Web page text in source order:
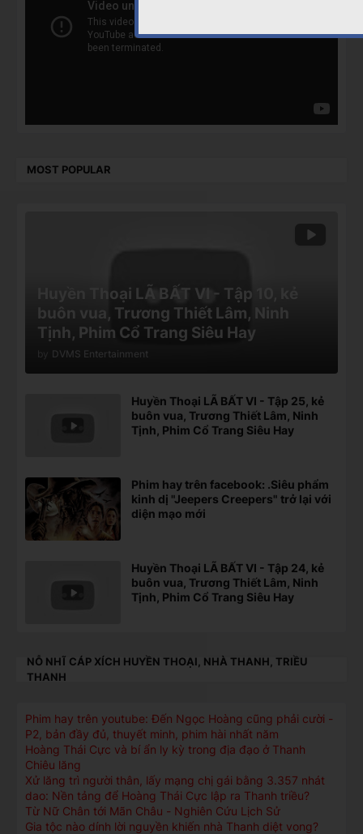
MOST POPULAR
Huyền Thoại LÃ BẤT VI - Tập 10, kẻ
buôn vua, Trương Thiết Lâm, Ninh
Tịnh, Phim Cổ Trang Siêu Hay
DVMS Entertainment
Huyền Thoại LÃ BẤT VI - Tập 25, kẻ
buôn vua, Trương Thiết Lâm, Ninh
Tịnh, Phim Cổ Trang Siêu Hay
Phim hay trên facebook: .Siêu phẩm
kinh dị "Jeepers Creepers" trở lại với
diện mạo mới
Huyền Thoại LÃ BẤT VI - Tập 24, kẻ
buôn vua, Trương Thiết Lâm, Ninh
Tịnh, Phim Cổ Trang Siêu Hay
NỖ NHĨ CÁP XÍCH HUYỀN THOẠI, NHÀ THANH, TRIỀU
THANH
Phim hay trên youtube: Đến Ngọc Hoàng cũng phải cười -
P2, bản đầy đủ, thuyết minh, phim hài nhất năm
Hoàng Thái Cực và bí ẩn ly kỳ trong địa đạo ở Thanh
Chiêu lăng
Xử lăng trì người thân, lấy mạng chị gái bằng 3.357 nhát
dao: Nền tảng để Hoàng Thái Cực lập ra Thanh triều?
Từ Nữ Chân tới Mãn Châu - Nghiên Cứu Lịch Sử
Gia tộc nào dính lời nguyền khiến nhà Thanh diệt vong?